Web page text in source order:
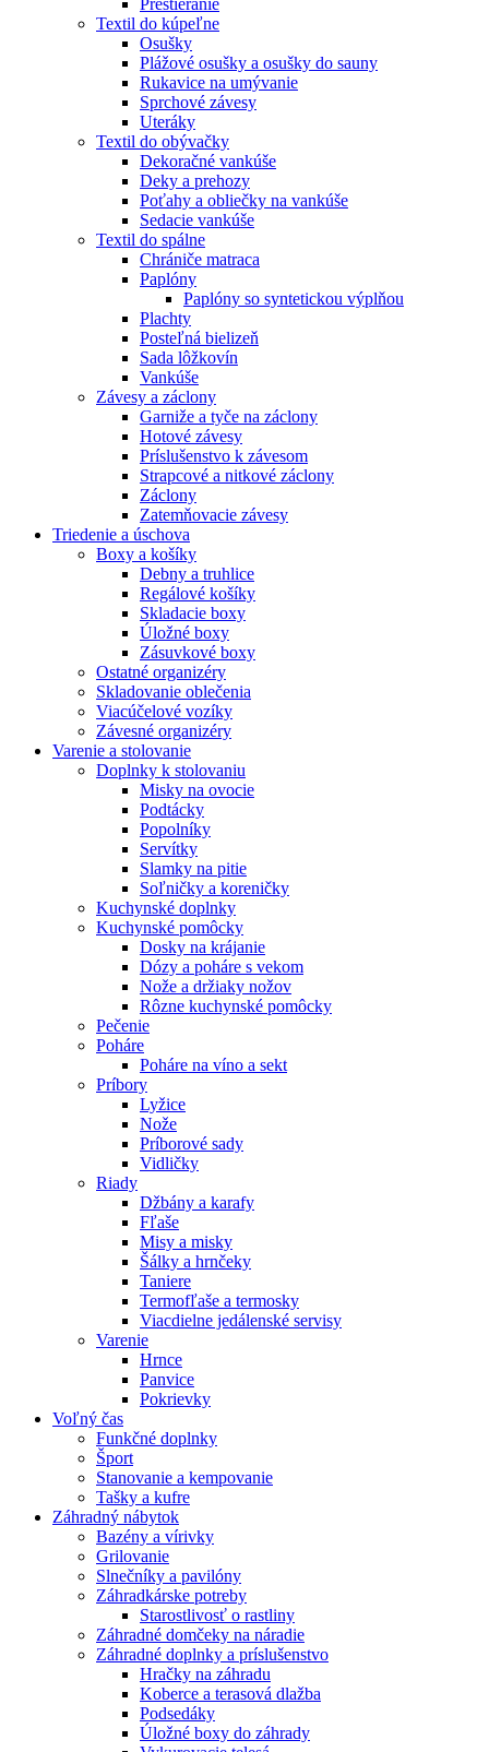
Textil do kúpeľne
Osušky
Plážové osušky a osušky do sauny
Rukavice na umývanie
Sprchové závesy
Uteráky
Textil do obývačky
Dekoračné vankúše
Deky a prehozy
Poťahy a obliečky na vankúše
Sedacie vankúše
Textil do spálne
Chrániče matraca
Paplóny
Paplóny so syntetickou výplňou
Plachty
Posteľná bielizeň
Sada lôžkovín
Vankúše
Závesy a záclony
Garniže a tyče na záclony
Hotové závesy
Príslušenstvo k závesom
Strapcové a nitkové záclony
Záclony
Zatemňovacie závesy
Triedenie a úschova
Boxy a košíky
Debny a truhlice
Regálové košíky
Skladacie boxy
Úložné boxy
Zásuvkové boxy
Ostatné organizéry
Skladovanie oblečenia
Viacúčelové vozíky
Závesné organizéry
Varenie a stolovanie
Doplnky k stolovaniu
Misky na ovocie
Podtácky
Popolníky
Servítky
Slamky na pitie
Soľničky a koreničky
Kuchynské doplnky
Kuchynské pomôcky
Dosky na krájanie
Dózy a poháre s vekom
Nože a držiaky nožov
Rôzne kuchynské pomôcky
Pečenie
Poháre
Poháre na víno a sekt
Príbory
Lyžice
Nože
Príborové sady
Vidličky
Riady
Džbány a karafy
Fľaše
Misy a misky
Šálky a hrnčeky
Taniere
Termofľaše a termosky
Viacdielne jedálenské servisy
Varenie
Hrnce
Panvice
Pokrievky
Voľný čas
Funkčné doplnky
Šport
Stanovanie a kempovanie
Tašky a kufre
Záhradný nábytok
Bazény a vírivky
Grilovanie
Slnečníky a pavilóny
Záhradkárske potreby
Starostlivosť o rastliny
Záhradné domčeky na náradie
Záhradné doplnky a príslušenstvo
Hračky na záhradu
Koberce a terasová dlažba
Podsedáky
Úložné boxy do záhrady